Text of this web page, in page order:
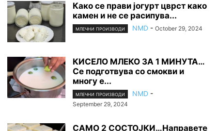
Како се прави јогурт цврст како
камен и не се расипува...
МЛЕЧНИ ПРОИЗВОДИ NMD - October 29, 2024
КИСЕЛО МЛЕКО ЗА 1 МИНУТА…
Се подготвува со смокви и
многу е...
МЛЕЧНИ ПРОИЗВОДИ NMD -
September 29, 2024
САМО 2 СОСТОЈКИ…Направете